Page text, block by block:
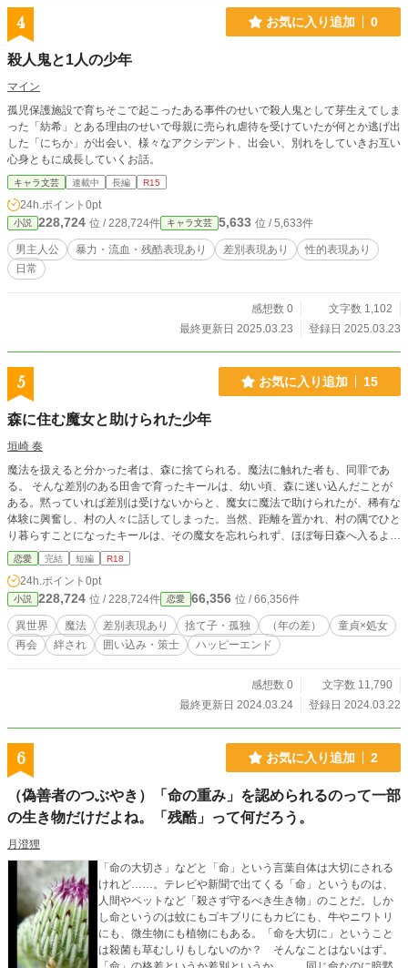
4 お気に入り追加 0
殺人鬼と1人の少年
マイン
孤児保護施設で育ちそこで起こったある事件のせいで殺人鬼として芽生えてしま
った「紡希」とある理由のせいで母親に売られ虐待を受けていたが何とか逃げ出
した「にちか」が出会い、様々なアクシデント、出会い、別れをしていきお互い
心身ともに成長していくお話。
キャラ文芸 連載中 長編 R15
24h.ポイント 0pt
小説 228,724 位 / 228,724件 キャラ文芸 5,633 位 / 5,633件
男主人公 暴力・流血・残酷表現あり 差別表現あり
性的表現あり
日常
感想数 0
文字数 1,102
最終更新日 2025.03.23
登録日 2025.03.23
5 お気に入り追加 15
森に住む魔女と助けられた少年
垣崎 奏
魔法を扱えると分かった者は、森に捨てられる。魔法に触れた者も、同罪であ
る。 そんな差別のある田舎で育ったキールは、幼い頃、森に迷い込んだことが
ある。黙っていれば差別は受けないからと、魔女に魔法で助けられたが、稀有な
体験に興奮し、村の人々に話してしまった。当然、距離を置かれ、村の隅でひと
り暮らすことになったキールは、その魔女を忘れられず、ほぼ毎日森へ入るよう
になり… ◇ 魔法に関係すると虐げられる地域で、魔女が魔法で助けた少年に絆
されるお話。 諸々ふんわり読んでいただけると嬉しいです。 ムーンライトノベ
ルズ、pixivにも投稿しています。
恋愛 完結 短編 R18
24h.ポイント 0pt
小説 228,724 位 / 228,724件 恋愛 66,356 位 / 66,356件
異世界 魔法 差別表現あり 捨て子・孤独 （年の差）
童貞×処女
再会
絆され 囲い込み・策士 ハッピーエンド
感想数 0
文字数 11,790
最終更新日 2024.03.24
登録日 2024.03.22
6 お気に入り追加 2
（偽善者のつぶやき）「命の重み」を認められるのって一部
の生き物だけだよね。「残酷」って何だろう。
月澄狸
「命の大切さ」などと「命」という言葉自体は大切にされる
けれど……。テレビや新聞で出てくる「命」というものは、
人間やペットなど「殺さず守るべき生き物」のことだ。しか
し命というのは蚊にもゴキブリにもカビにも、牛やニワトリ
にも、微生物にも植物にもある。「命を大切に」ということ
は殺菌も草むしりもしないのか？ そんなことはないはず。